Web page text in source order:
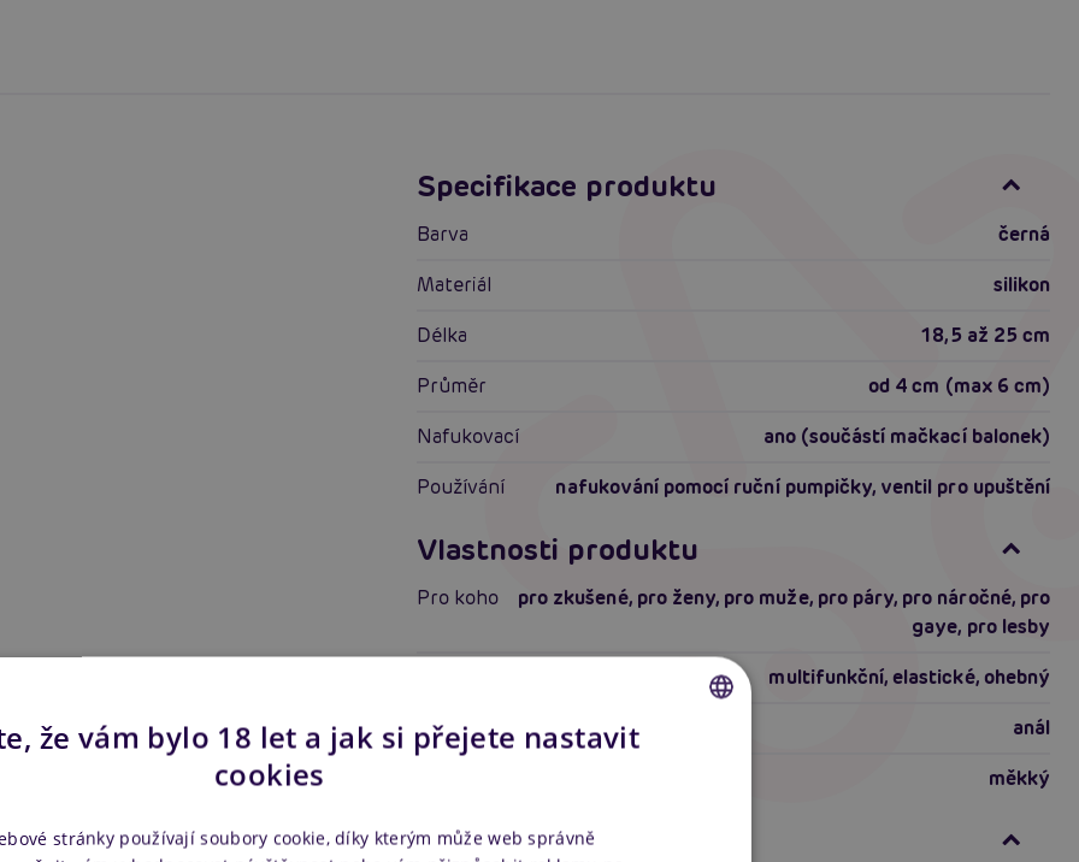
Specifikace produktu
Barva
černá
Materiál
silikon
Délka
18,5 až 25 cm
Průměr
od 4 cm (max 6 cm)
Nafukovací
ano (součástí mačkací balonek)
Používání
nafukování pomocí ruční pumpičky, ventil pro upuštění
Vlastnosti produktu
Pro koho pro zkušené, pro ženy, pro muže, pro páry, pro náročné, pro
gaye, pro lesby
multifunkční,elastické, ohebný
Stimulace
anál
měkký
Další informace
že vám bylo 18 let a jak si přejete nastavit
cookies
stránky používají soubory cookie, díky kterým může web správně